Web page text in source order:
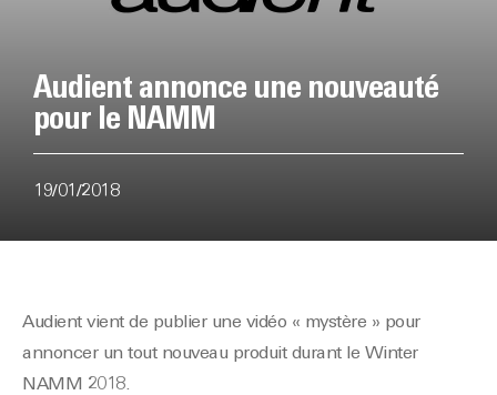
Audient annonce une nouveauté
pour le NAMM
19/01/2018
Audient vient de publier une vidéo « mystère » pour
annoncer un tout nouveau produit durant le Winter
NAMM 2018.